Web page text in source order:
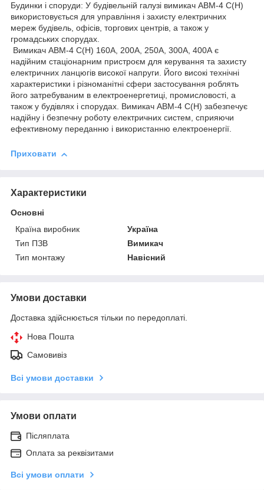
Будинки і споруди: У будівельній галузі вимикач АВМ-4 С(Н)
використовується для управління і захисту електричних
мереж будівель, офісів, торгових центрів, а також у
громадських спорудах.
Вимикач АВМ-4 С(Н) 160А, 200А, 250А, 300А, 400А є
надійним стаціонарним пристроєм для керування та захисту
електричних ланцюгів високої напруги. Його високі технічні
характеристики і різноманітні сфери застосування роблять
його затребуваним в електроенергетиці, промисловості, а
також у будівлях і спорудах. Вимикач АВМ-4 С(Н) забезпечує
надійну і безпечну роботу електричних систем, сприяючи
ефективному переданню і використанню електроенергії.
Приховати
Характеристики
Основні
Країна виробник
Україна
Тип ПЗВ
Вимикач
Тип монтажу
Навісний
Умови доставки
Доставка здійснюється тільки по передоплаті.
Нова Пошта
Самовивіз
Всі умови доставки
Умови оплати
Післяплата
Оплата за реквізитами
Всі умови оплати